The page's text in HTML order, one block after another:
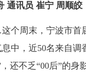
通讯员 崔宁 周顺皎
个周末，宁波市首
中，近50名来自
还不乏“00后”的身影